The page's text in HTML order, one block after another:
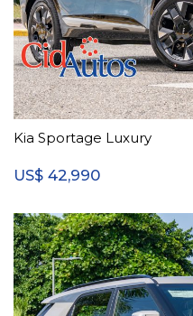
Kia Sportage Luxury
US$ 42,990